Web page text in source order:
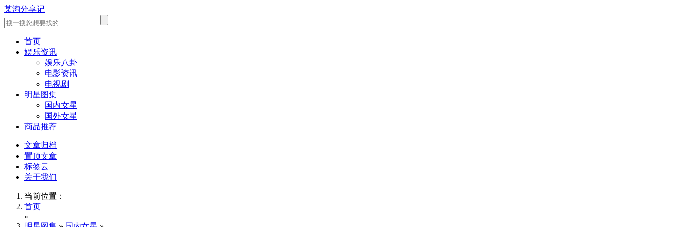
某淘分享记
首页
娱乐资讯
娱乐八卦
电影资讯
电视剧
明星图集
国内女星
国外女星
商品推荐
文章归档
置顶文章
标签云
关于我们
当前位置：
首页
»